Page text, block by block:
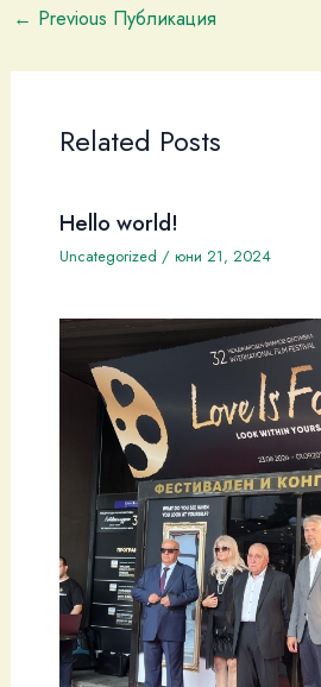
← Previous Публикация
Related Posts
Hello world!
Uncategorized / юни 21, 2024